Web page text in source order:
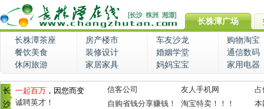
长株潭广场
长株潭茶座 房产楼市 车友沙龙
购物淘宝
餐饮美食
装修设计 婚姻学堂
通信数码
休闲旅游
家居家具 妈妈宝宝 家用电器
长
沙
一起百万 ，因您而变
诚聘英才！
信客公司 友人手机网
占
自购省钱分享赚钱！
淘宝特卖！！！ 本